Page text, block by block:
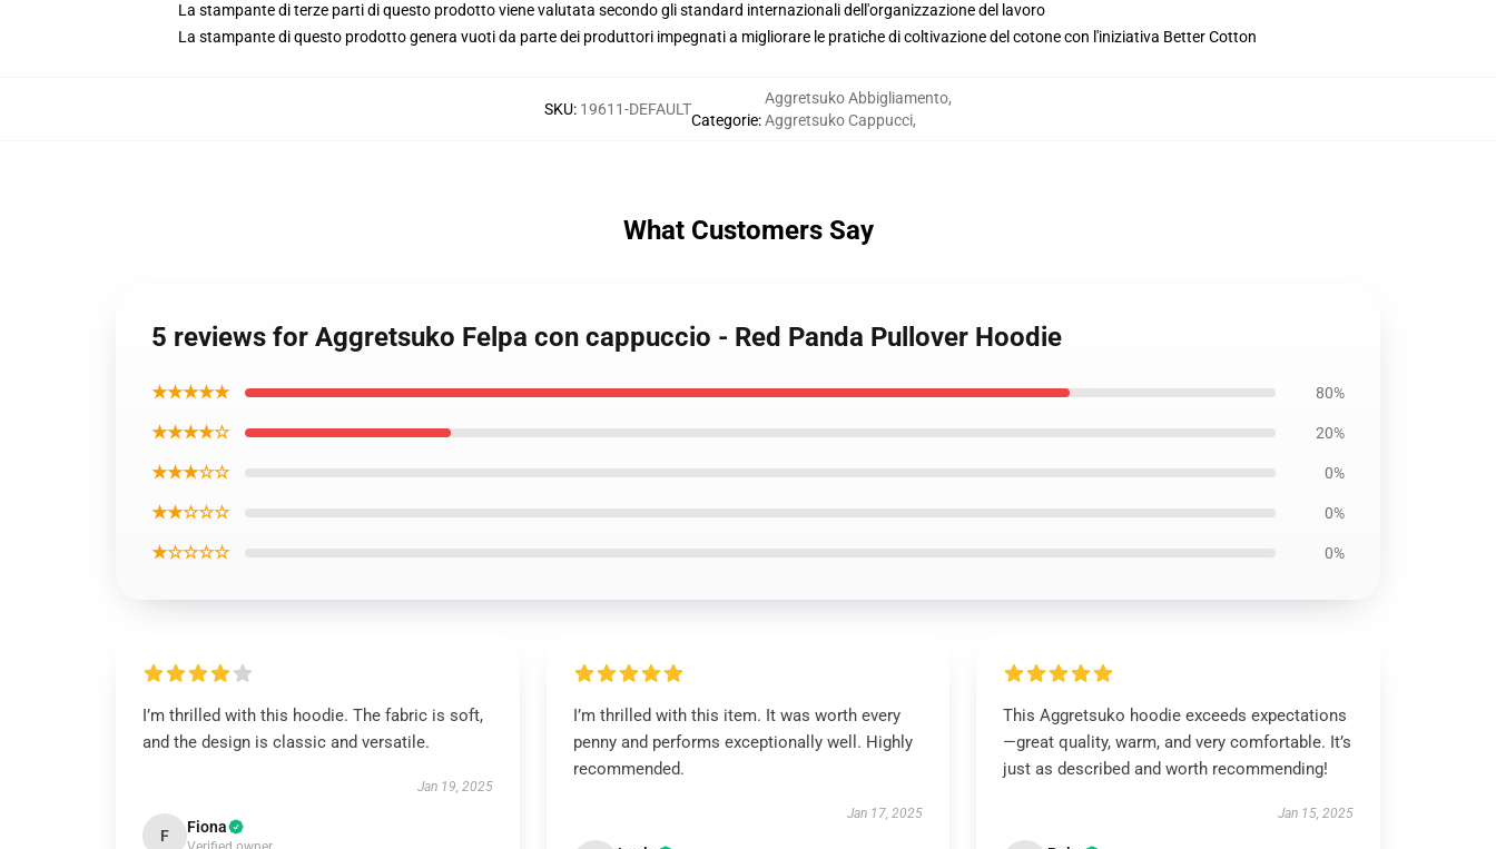
La stampante di terze parti di questo prodotto viene valutata secondo gli standard internazionali dell'organizzazione del lavoro
La stampante di questo prodotto genera vuoti da parte dei produttori impegnati a migliorare le pratiche di coltivazione del cotone con l'iniziativa Better Cotton
SKU: 19611-DEFAULT
Categorie:
Aggretsuko Abbigliamento,
Aggretsuko Cappucci,
What Customers Say
5 reviews for Aggretsuko Felpa con cappuccio - Red Panda Pullover Hoodie
★★★★★ 80%
★★★★☆ 20%
★★★☆☆ 0%
★★☆☆☆ 0%
★☆☆☆☆ 0%
I’m thrilled with this hoodie. The fabric is soft,
and the design is classic and versatile.
Jan 19, 2025
F Fiona
I’m thrilled with this item. It was worth every
penny and performs exceptionally well. Highly
recommended.
Jan 17, 2025
This Aggretsuko hoodie exceeds expectations
—great quality, warm, and very comfortable. It’s
just as described and worth recommending!
Jan 15, 2025